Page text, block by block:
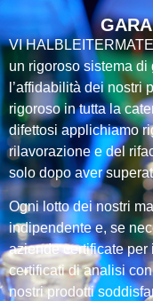
VI
un rigoroso sistema
l’affidabilità dei nostri
rigoroso in tutta la
difettosi applichiamo
rilavorazione e del
solo dopo aver
Ogni lotto dei nostri
indipendente e, se
aziende certificate per
certificati di analisi
nostri prodotti